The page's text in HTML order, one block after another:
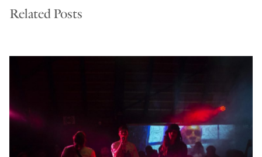
Related Posts